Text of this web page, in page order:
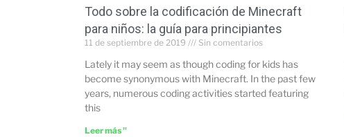
Todo sobre la codificación de Minecraft
para niños: la guía para principiantes
11 de septiembre de 2019 Sin comentarios
Lately it may seem as though coding for kids has
become synonymous with Minecraft. In the past few
years, numerous coding activities started featuring
this
Leer más "